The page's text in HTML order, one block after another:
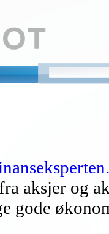
aksjer og
gode